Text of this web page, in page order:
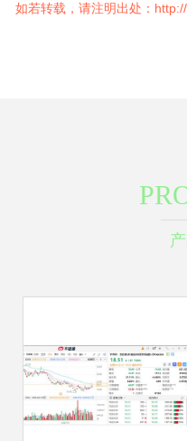
如若转载，请注明出处：